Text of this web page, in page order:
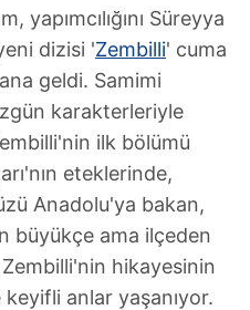
yapımcılığını Süreyya
dizisi 'Zembilli' cuma
geldi. Samimi
karakterleriyle
ilk bölümü
eteklerinde,
Anadolu'ya bakan,
büyükçe ama ilçeden
hikayesinin
keyifli anlar yaşanıyor.